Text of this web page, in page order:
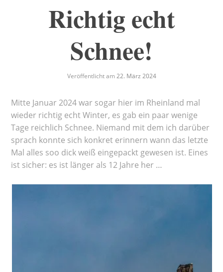
Richtig echt
Schnee!
Veröffentlicht am 22. März 2024
Mitte Januar 2024 war sogar hier im Rheinland mal
wieder richtig echt Winter, es gab ein paar wenige
Tage reichlich Schnee. Niemand mit dem ich darüber
sprach konnte sich konkret erinnern wann das letzte
Mal alles soo dick weiß eingepackt gewesen ist. Eines
ist sicher: es ist länger als 12 Jahre her …